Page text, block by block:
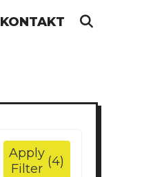
KONTAKT
Apply
Filter
(4)